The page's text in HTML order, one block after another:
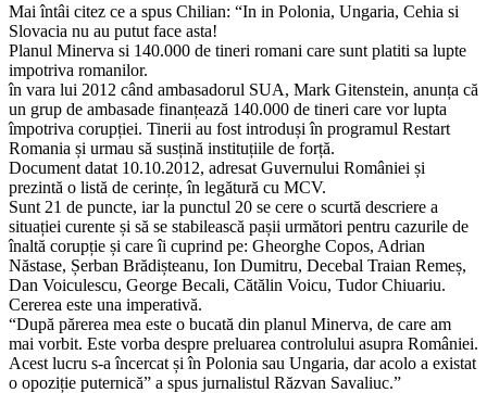
Mai întâi citez ce a spus Chilian: “In in Polonia, Ungaria, Cehia si
Slovacia nu au putut face asta!
Planul Minerva si 140.000 de tineri romani care sunt platiti sa lupte
impotriva romanilor.
în vara lui 2012 când ambasadorul SUA, Mark Gitenstein, anunța că
un grup de ambasade finanțează 140.000 de tineri care vor lupta
împotriva corupției. Tinerii au fost introduși în programul Restart
Romania și urmau să susțină instituțiile de forță.
Document datat 10.10.2012, adresat Guvernului României și
prezintă o listă de cerințe, în legătură cu MCV.
Sunt 21 de puncte, iar la punctul 20 se cere o scurtă descriere a
situației curente și să se stabilească pașii următori pentru cazurile de
înaltă corupție și care îi cuprind pe: Gheorghe Copos, Adrian
Năstase, Șerban Brădișteanu, Ion Dumitru, Decebal Traian Remeș,
Dan Voiculescu, George Becali, Cătălin Voicu, Tudor Chiuariu.
Cererea este una imperativă.
“După părerea mea este o bucată din planul Minerva, de care am
mai vorbit. Este vorba despre preluarea controlului asupra României.
Acest lucru s-a încercat și în Polonia sau Ungaria, dar acolo a existat
o opoziție puternică” a spus jurnalistul Răzvan Savaliuc.”